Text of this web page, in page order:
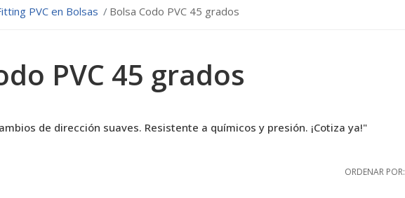
PVC en Bolsas Bolsa Codo PVC 45 grados
PVC 45 grados
de dirección suaves. Resistente a químicos y presión. ¡Cotiza ya!"
ORDENAR POR: